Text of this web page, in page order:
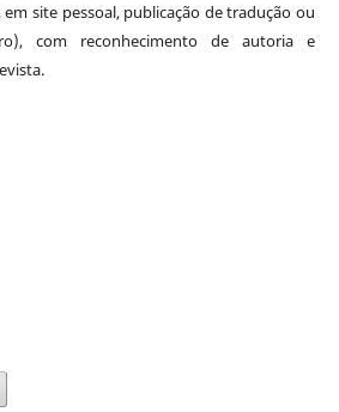
site pessoal, publicação de tradução ou
com reconhecimento de autoria e